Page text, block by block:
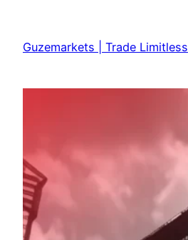
content
Guzemarkets | Trade Limitless